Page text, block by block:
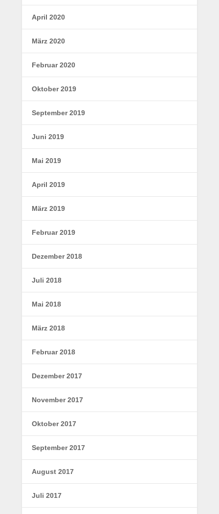
April 2020
März 2020
Februar 2020
Oktober 2019
September 2019
Juni 2019
Mai 2019
April 2019
März 2019
Februar 2019
Dezember 2018
Juli 2018
Mai 2018
März 2018
Februar 2018
Dezember 2017
November 2017
Oktober 2017
September 2017
August 2017
Juli 2017